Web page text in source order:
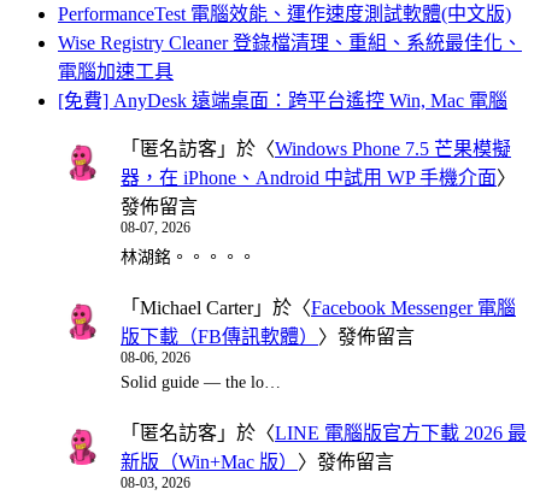
PerformanceTest 電腦效能、運作速度測試軟體(中文版)
Wise Registry Cleaner 登錄檔清理、重組、系統最佳化、
電腦加速工具
[免費] AnyDesk 遠端桌面：跨平台遙控 Win, Mac 電腦
「 匿名訪客 」於〈Windows Phone 7.5 芒果模擬
器，在 iPhone、Android 中試用 WP 手機介面〉
發佈留言
08-07, 2026
林湖銘。。。。。
「 Michael Carter」於〈Facebook Messenger 電腦
版下載（FB傳訊軟體） 〉發佈留言
08-06, 2026
Solid guide — the lo…
「 匿名訪客 」於〈LINE 電腦版官方下載 2026 最
新版（Win+Mac 版） 〉發佈留言
08-03, 2026